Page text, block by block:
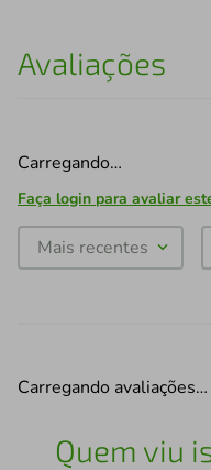
Avaliações
Carregando…
Faça login para avaliar
Mais recentes
Carregando avaliações…
Quem viu